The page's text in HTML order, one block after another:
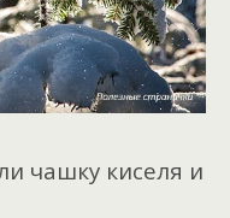
чашку киселя и